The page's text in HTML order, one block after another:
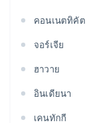
คอนเนตทิคัต
จอร์เจีย
ฮาวาย
อินเดียนา
เคนทักกี